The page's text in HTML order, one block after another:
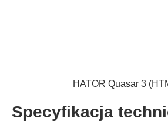
HATOR Quasar 3
Specyfikacja